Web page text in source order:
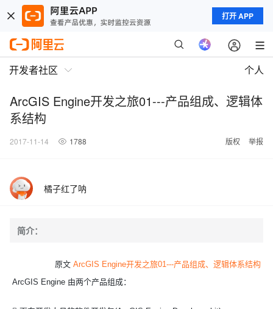
打开 APP
开发者社区 个人
ArcGIS Engine开发之旅01---产品组成、逻辑体
系结构
2017-11-14 1788 版权 举报
橘子红了呐
简介：
原文 ArcGIS Engine开发之旅01---产品组成、逻辑体系结构
ArcGIS Engine 由两个产品组成：